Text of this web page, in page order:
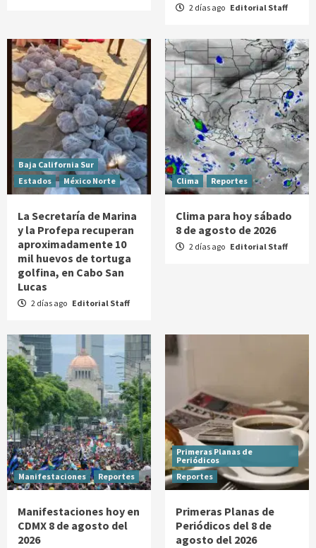
2 días ago Editorial Staff
Baja California Sur
Estados
México Norte
La Secretaría de Marina
y la Profepa recuperan
aproximadamente 10
mil huevos de tortuga
golfina, en Cabo San
Lucas
2 días ago Editorial Staff
Clima Reportes
Clima para hoy sábado
8 de agosto de 2026
2 días ago Editorial Staff
Manifestaciones Reportes
Manifestaciones hoy en
CDMX 8 de agosto del
2026
Primeras Planas de
Periódicos
Reportes
Primeras Planas de
Periódicos del 8 de
agosto del 2026